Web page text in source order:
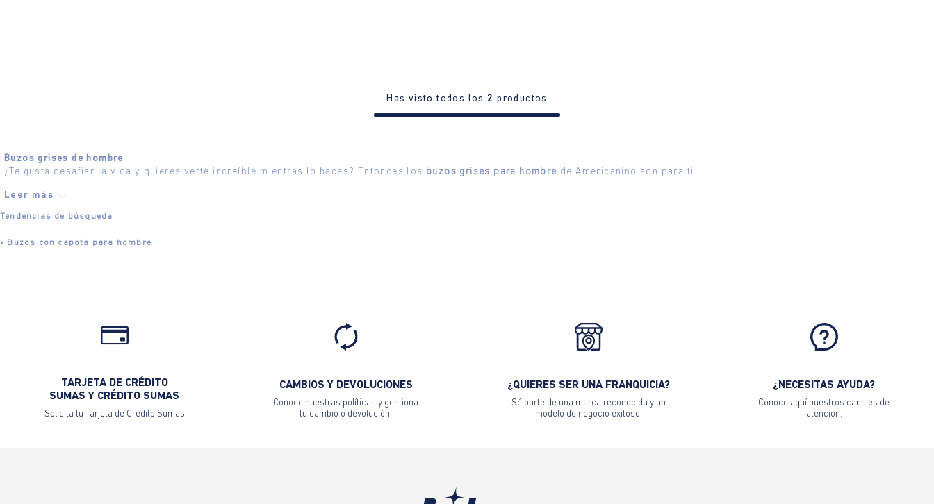
Has visto todos los2 productos
Buzos grises de hombre
¿Te gusta desafiar la vida y quieres verte increíble mientras lo haces? Entonces los buzos grises para hombre de Americanino son para ti.
Tendencias de búsqueda
• Buzos con capota para hombre
TARJETA DE CRÉDITO
SUMAS Y CRÉDITO SUMAS
Solicita tu Tarjeta de Crédito Sumas
CAMBIOS Y DEVOLUCIONES
Conoce nuestras políticas y gestiona
tu cambio o devolución.
¿QUIERES SER UNA FRANQUICIA?
Sé parte de una marca reconocida y un
modelo de negocio exitoso.
¿NECESITAS AYUDA?
Conoce aquí nuestros canales de
atención.